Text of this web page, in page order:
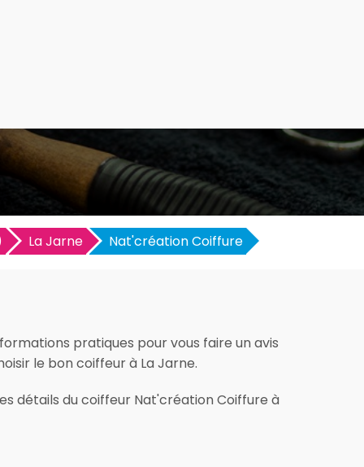
La Jarne Nat'création Coiffure
pratiques pour vous faire un avis
le bon coiffeur à La Jarne.
détails du coiffeur Nat'création Coiffure à